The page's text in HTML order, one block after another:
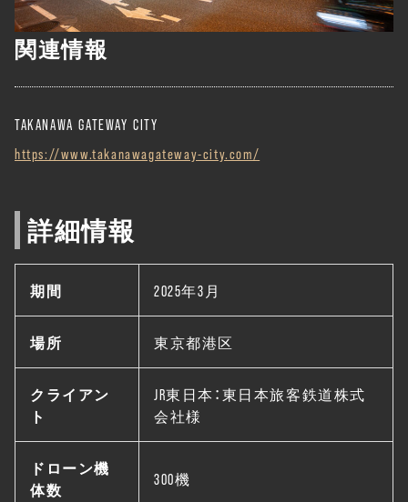
関連情報
TAKANAWA GATEWAY CITY
https://www.takanawagateway-city.com/
詳細情報
期間 2025年3月
場所 東京都港区
クライアン
ト
JR東日本：東日本旅客鉄道株式
会社様
ドローン機
体数
300機